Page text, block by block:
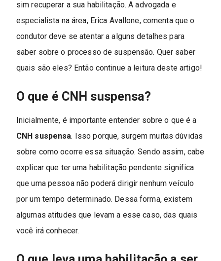
sim recuperar a sua habilitação. A advogada e
especialista na área, Erica Avallone, comenta que o
condutor deve se atentar a alguns detalhes para
saber sobre o processo de suspensão. Quer saber
quais são eles? Então continue a leitura deste artigo!
O que é CNH suspensa?
Inicialmente, é importante entender sobre o que é a
CNH suspensa. Isso porque, surgem muitas dúvidas
sobre como ocorre essa situação. Sendo assim, cabe
explicar que ter uma habilitação pendente significa
que uma pessoa não poderá dirigir nenhum veículo
por um tempo determinado. Dessa forma, existem
algumas atitudes que levam a esse caso, das quais
você irá conhecer.